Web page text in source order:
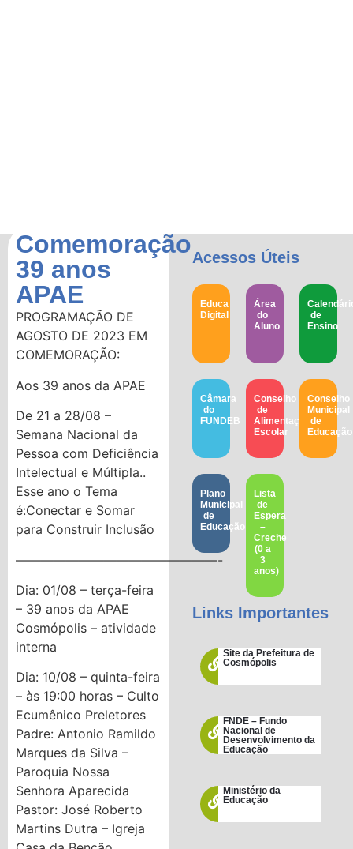
Comemoração
39 anos
APAE
PROGRAMAÇÃO DE
AGOSTO DE 2023 EM
COMEMORAÇÃO:
Aos 39 anos da APAE
De 21 a 28/08 –
Semana Nacional da
Pessoa com Deficiência
Intelectual e Múltipla..
Esse ano o Tema
é:Conectar e Somar
para Construir Inclusão
————————————————-
Dia: 01/08 – terça-feira
– 39 anos da APAE
Cosmópolis – atividade
interna
Dia: 10/08 – quinta-feira
– às 19:00 horas – Culto
Ecumênico Preletores
Padre: Antonio Ramildo
Marques da Silva –
Paroquia Nossa
Senhora Aparecida
Pastor: José Roberto
Martins Dutra – Igreja
Acessos Úteis
Educa
Digital
Área
do
Aluno
de
Ensino
Câmara
do
FUNDEB
Conselho
de
Alimentação
Escolar
Conselho
Municipal
de
Educação​
Plano
Municipal
de
Educação
Lista
de
Espera
–
Creche
(0 a
3
anos)
Links Importantes
Site da Prefeitura de
Cosmópolis
FNDE – Fundo
Nacional de
Desenvolvimento da
Educação
Ministério da
Educação